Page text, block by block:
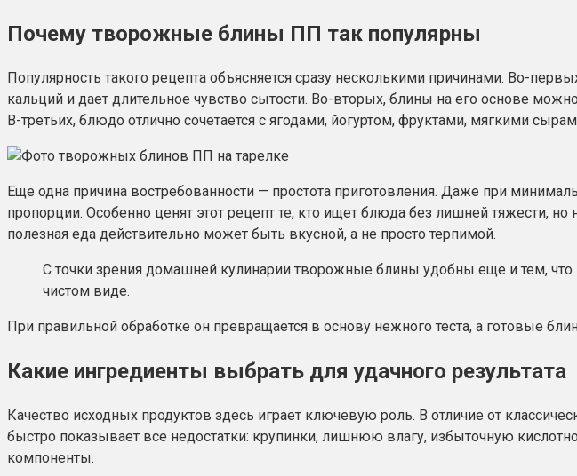
Почему творожные блины ПП так популярны
Популярность такого рецепта объясняется сразу несколькими причинами. Во-
кальций и дает длительное чувство сытости. Во-вторых, блины на его основе
В-третьих, блюдо отлично сочетается с ягодами, йогуртом, фруктами, мягкими
Еще одна причина востребованности — простота приготовления. Даже при
пропорции. Особенно ценят этот рецепт те, кто ищет блюда без лишней тяжести,
полезная еда действительно может быть вкусной, а не просто терпимой.
С точки зрения домашней кулинарии творожные блины удобны еще и тем,
чистом виде.
При правильной обработке он превращается в основу нежного теста, а готовые
Какие ингредиенты выбрать для удачного результата
Качество исходных продуктов здесь играет ключевую роль. В отличие от
быстро показывает все недостатки: крупинки, лишнюю влагу, избыточную
компоненты.